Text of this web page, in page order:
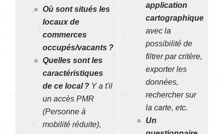
Où sont situés les
locaux de
commerces
occupés/vacants ?
Quelles sont les
caractéristiques
de ce local ? Y a t'il
un accès PMR
(Personne à
mobilité réduite),
application
cartographique
avec la
possibilité de
filtrer par critère,
exporter les
données,
rechercher sur
la carte, etc.
Un